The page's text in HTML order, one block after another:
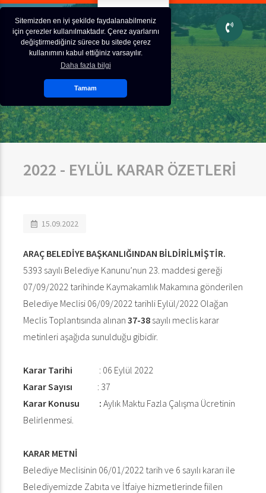
Sitemizden en iyi şekilde faydalanabilmeniz
için çerezler kullanılmaktadır. Çerez ayarlarını
değiştirmediğiniz sürece bu sitede çerez
kullanımını kabul ettiğiniz varsayılır.
Daha fazla bilgi
Tamam
2022 - EYLÜL KARAR ÖZETLERİ
15.09.2022
ARAÇ BELEDİYE BAŞKANLIĞINDAN BİLDİRİLMİŞTİR.
5393 sayılı Belediye Kanunu’nun 23. maddesi gereği
07/09/2022 tarihinde Kaymakamlık Makamına gönderilen
Belediye Meclisi 06/09/2022 tarihli Eylül/2022 Olağan
Meclis Toplantısında alınan 37-38 sayılı meclis karar
metinleri aşağıda sunulduğu gibidir.
Karar Tarihi : 06 Eylül 2022
Karar Sayısı : 37
Karar Konusu : Aylık Maktu Fazla Çalışma Ücretinin
Belirlenmesi.
KARAR METNİ
Belediye Meclisinin 06/01/2022 tarih ve 6 sayılı kararı ile
Belediyemizde Zabıta ve İtfaiye hizmetlerinde fiilen